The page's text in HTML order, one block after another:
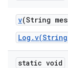
v(String
static void